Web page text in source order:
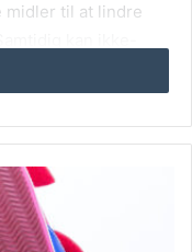
til at lindre
akupunktur,
også integreres
og